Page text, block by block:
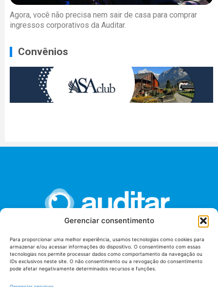
Gerenciar consentimento
Para proporcionar uma melhor experiência, usamos tecnologias como cookies para
armazenar e/ou acessar informações do dispositivo. O consentimento com essas
tecnologias nos permite processar dados como comportamento da navegação ou
IDs exclusivos neste site. O não consentimento ou a revogação do consentimento
pode afetar negativamente determinados recursos e funções.
Agora, você não precisa nem sair de casa para comprar
ingressos corporativos da Auditar.
Convênios
União dos Auditores Federais de Controle Externo -
AUDITAR
Setor de Administração Federal Sul (SAF/Sul), Qd. 04, Lt. 01